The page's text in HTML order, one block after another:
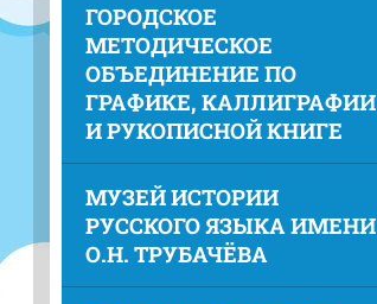
ГОРОДСКОЕ
МЕТОДИЧЕСКОЕ
ОБЪЕДИНЕНИЕ ПО
ГРАФИКЕ, КАЛЛИГРАФИИ
И РУКОПИСНОЙ КНИГЕ
МУЗЕЙ ИСТОРИИ
РУССКОГО ЯЗЫКА ИМЕНИ
О.Н. ТРУБАЧЁВА